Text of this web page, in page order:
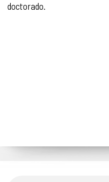
doctorado.
Archivero